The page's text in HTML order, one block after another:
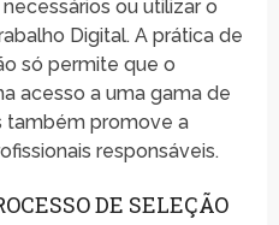
ou utilizar o
Digital. A prática de
só permite que o
acesso a uma gama de
também promove a
responsáveis.
DE SELEÇÃO